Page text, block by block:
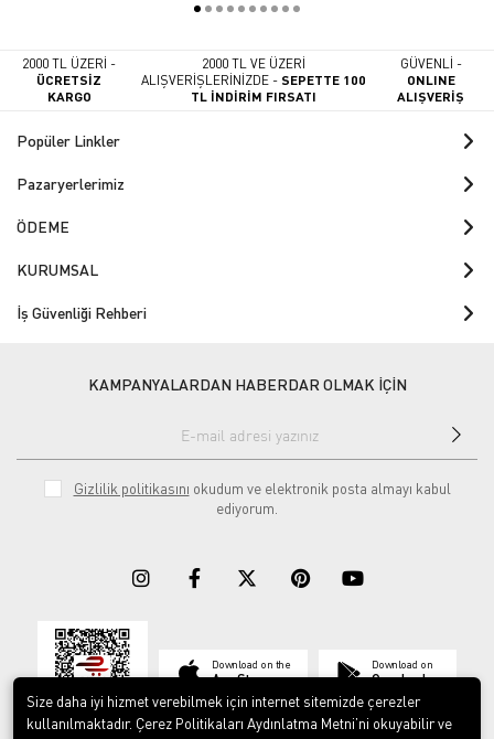
2000 TL ÜZERİ -
ÜCRETSİZ
KARGO
2000 TL VE ÜZERİ
ALIŞVERİŞLERİNİZDE -SEPETTE 100
TL İNDİRİM FIRSATI
GÜVENLİ -
ONLINE
ALIŞVERİŞ
Popüler Linkler
Pazaryerlerimiz
ÖDEME
KURUMSAL
İş Güvenliği Rehberi
KAMPANYALARDAN HABERDAR OLMAK İÇİN
Gizlilik politikasını okudum ve elektronik posta almayı kabul
ediyorum.
Download on the
App Store
Download on
Google play
Size daha iyi hizmet verebilmek için internet sitemizde çerezler
kullanılmaktadır. Çerez Politikaları Aydınlatma Metni’ni okuyabilir ve